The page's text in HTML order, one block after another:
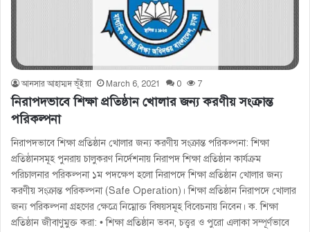
আনসার আহাম্মদ ভূঁইয়া March 6, 2021 0 7
নিরাপদভাবে শিক্ষা প্রতিষ্ঠান খােলার জন্য করণীয় সংক্রান্ত
পরিকল্পনা
নিরাপদভাবে শিক্ষা প্রতিষ্ঠান খােলার জন্য করণীয় সংক্রান্ত পরিকল্পনা: শিক্ষা
প্রতিষ্ঠানসমূহ পুনরায় চালুকরণ নির্দেশনায় নিরাপদ শিক্ষা প্রতিষ্ঠান কার্যক্রম
পরিচালনার পরিকল্পনা ১ম পদক্ষেপ হলো নিরাপদে শিক্ষা প্রতিষ্ঠান খােলার জন্য
করণীয় সংক্রান্ত পরিকল্পনা (Safe Operation)। শিক্ষা প্রতিষ্ঠান নিরাপদে খােলার
জন্য পরিকল্পনা গ্রহণের ক্ষেত্রে নিম্নোক্ত বিষয়সমূহ বিবেচনায় নিবেন। ক. শিক্ষা
প্রতিষ্ঠান জীবাণুমুক্ত করা: • শিক্ষা প্রতিষ্ঠান ভবন, চত্ত্বর ও পুরাে এলাকা সম্পূর্ণভাবে